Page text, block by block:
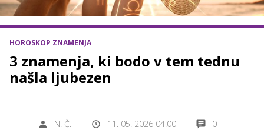
HOROSKOP ZNAMENJA
3 znamenja, ki bodo v tem tednu
našla ljubezen
N. Č. 11. 05. 2026 04.00 0